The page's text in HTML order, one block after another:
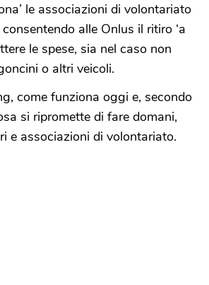
le associazioni di volontariato
alle Onlus il ritiro ‘a
le spese, sia nel caso non
o altri veicoli.
come funziona oggi e, secondo
si ripromette di fare domani,
e associazioni di volontariato.